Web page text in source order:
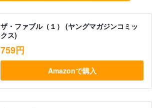
ザ・ファブル（１） (ヤングマガジンコミッ
クス)
759円
Amazonで購入